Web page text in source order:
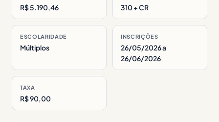
R$ 5.190,46 310 + CR
ESCOLARIDADE
Múltiplos
INSCRIÇÕES
26/05/2026 a
26/06/2026
TAXA
R$ 90,00